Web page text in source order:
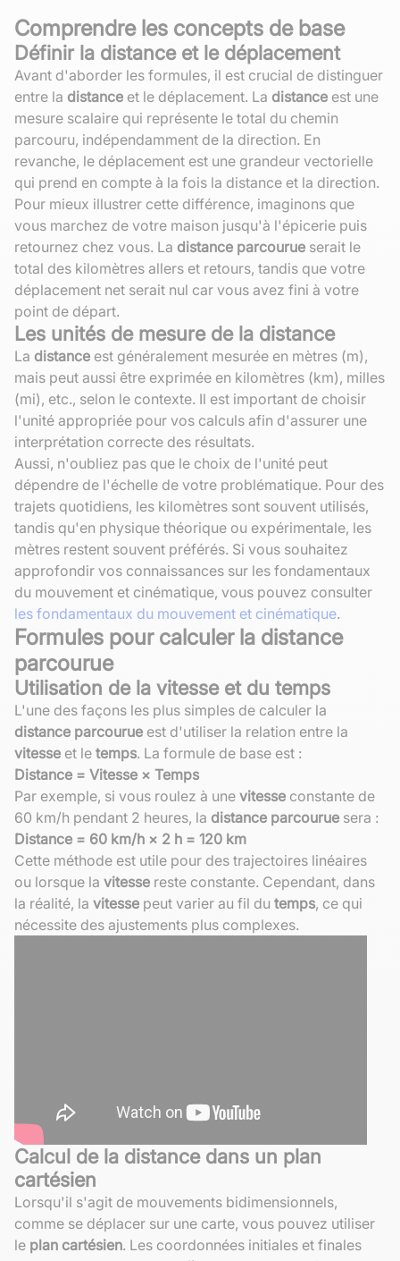
Comprendre les concepts de base
Définir la distance et le déplacement
Avant d'aborder les formules, il est crucial de distinguer
entre la distance et le déplacement. La distance est une
mesure scalaire qui représente le total du chemin
parcouru, indépendamment de la direction. En
revanche, le déplacement est une grandeur vectorielle
qui prend en compte à la fois la distance et la direction.
Pour mieux illustrer cette différence, imaginons que
vous marchez de votre maison jusqu'à l'épicerie puis
retournez chez vous. La distance parcourue serait le
total des kilomètres allers et retours, tandis que votre
déplacement net serait nul car vous avez fini à votre
point de départ.
Les unités de mesure de la distance
La distance est généralement mesurée en mètres (m),
mais peut aussi être exprimée en kilomètres (km), milles
(mi), etc., selon le contexte. Il est important de choisir
l'unité appropriée pour vos calculs afin d'assurer une
interprétation correcte des résultats.
Aussi, n'oubliez pas que le choix de l'unité peut
dépendre de l'échelle de votre problématique. Pour des
trajets quotidiens, les kilomètres sont souvent utilisés,
tandis qu'en physique théorique ou expérimentale, les
mètres restent souvent préférés. Si vous souhaitez
approfondir vos connaissances sur les fondamentaux
du mouvement et cinématique, vous pouvez consulter
les fondamentaux du mouvement et cinématique.
Formules pour calculer la distance
parcourue
Utilisation de la vitesse et du temps
L'une des façons les plus simples de calculer la
distance parcourue est d'utiliser la relation entre la
vitesse et le temps. La formule de base est :
Distance = Vitesse × Temps
Par exemple, si vous roulez à une vitesse constante de
60 km/h pendant 2 heures, la distance parcourue sera :
Distance = 60 km/h × 2 h = 120 km
Cette méthode est utile pour des trajectoires linéaires
ou lorsque la vitesse reste constante. Cependant, dans
la réalité, la vitesse peut varier au fil du temps, ce qui
nécessite des ajustements plus complexes.
Calcul de la distance dans un plan
cartésien
Lorsqu'il s'agit de mouvements bidimensionnels,
comme se déplacer sur une carte, vous pouvez utiliser
le plan cartésien. Les coordonnées initiales et finales